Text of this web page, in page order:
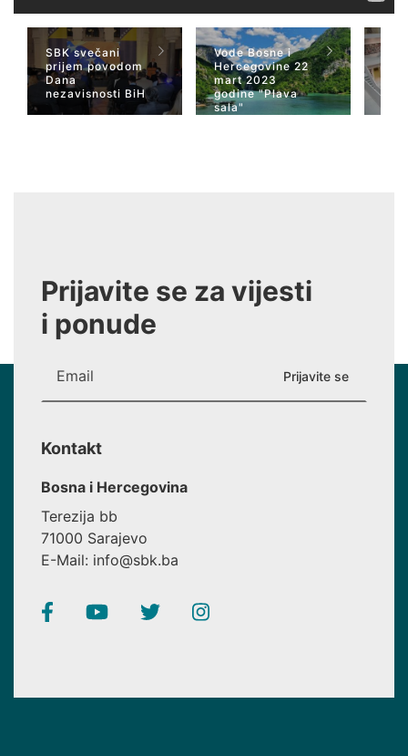
SBK svečani
prijem povodom
Dana
nezavisnosti BiH
Vode Bosne i
Hercegovine 22
mart 2023
godine "Plava
sala"
Prijavite se za vijesti
i ponude
Kontakt
Bosna i Hercegovina
Terezija bb
71000 Sarajevo
E-Mail: info@sbk.ba